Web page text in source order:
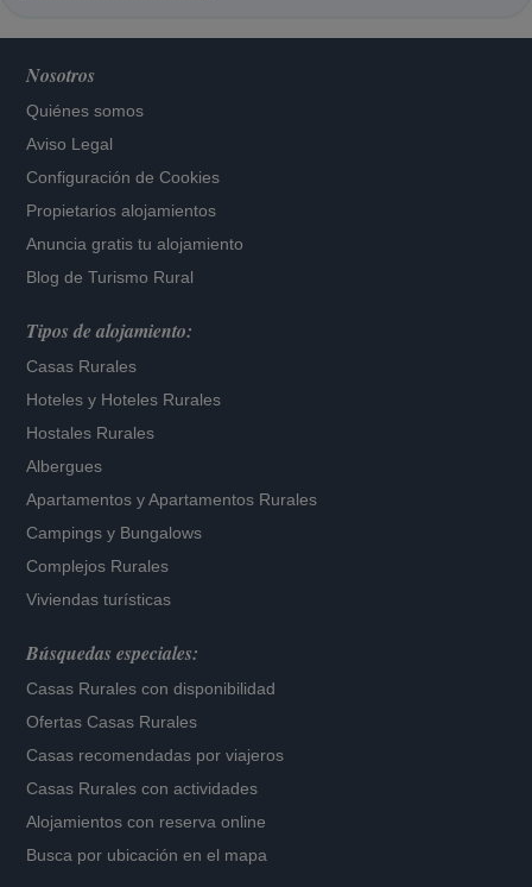
Nosotros
Quiénes somos
Aviso Legal
Configuración de Cookies
Propietarios alojamientos
Anuncia gratis tu alojamiento
Blog de Turismo Rural
Tipos de alojamiento:
Casas Rurales
Hoteles y Hoteles Rurales
Hostales Rurales
Albergues
Apartamentos yApartamentos Rurales
Campings y Bungalows
Complejos Rurales
Viviendas turísticas
Búsquedas especiales:
Casas Rurales con disponibilidad
Ofertas Casas Rurales
Casas recomendadas por viajeros
Casas Rurales con actividades
Alojamientos con reserva online
Busca por ubicación en el mapa